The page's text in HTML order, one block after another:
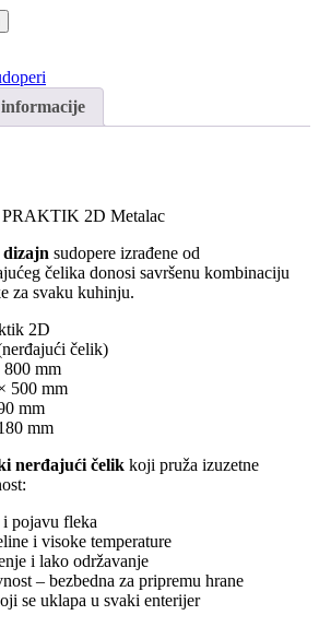
PRAKTIK 2D Metalac
sudopere izrađene od
čelika donosi savršenu kombinaciju
za svaku kuhinju.
2D
čelik)
800 mm
500 mm
mm
mm
nerđajući čelik koji pruža izuzetne
pojavu fleka
i visoke temperature
i lako održavanje
– bezbedna za pripremu hrane
se uklapa u svaki enterijer